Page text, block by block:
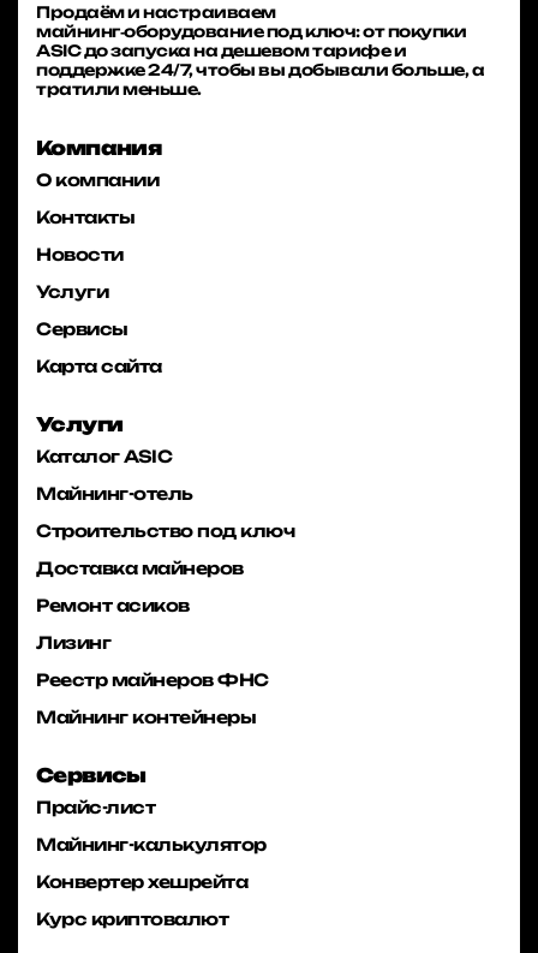
Продаём и настраиваем
майнинг‑оборудование под ключ: от покупки
ASIC до запуска на дешевом тарифе и
поддержке 24/7, чтобы вы добывали больше, а
тратили меньше.
Компания
О компании
Контакты
Новости
Услуги
Сервисы
Карта сайта
Услуги
Каталог ASIC
Майнинг-отель
Строительство под ключ
Доставка майнеров
Ремонт асиков
Лизинг
Реестр майнеров ФНС
Майнинг контейнеры
Сервисы
Прайс-лист
Майнинг-калькулятор
Конвертер хешрейта
Курс криптовалют